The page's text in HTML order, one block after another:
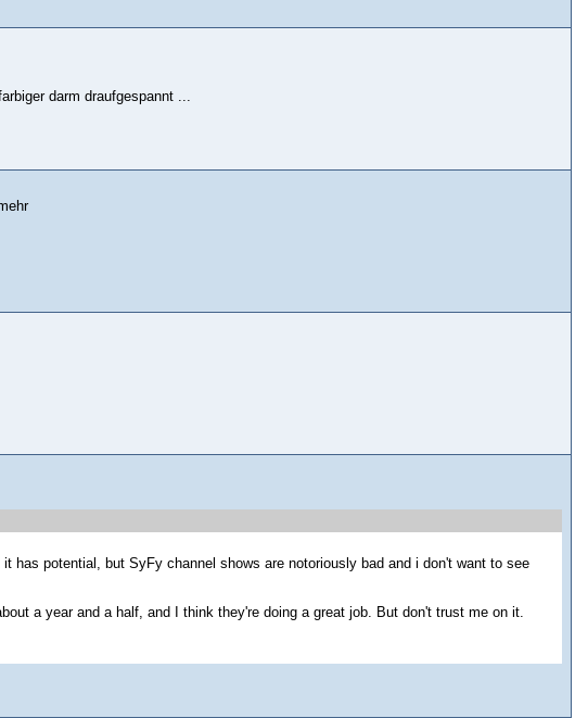
darm draufgespannt ...
has potential, but SyFy channel shows are notoriously bad and i don't want to see
a year and a half, and I think they're doing a great job. But don't trust me on it.